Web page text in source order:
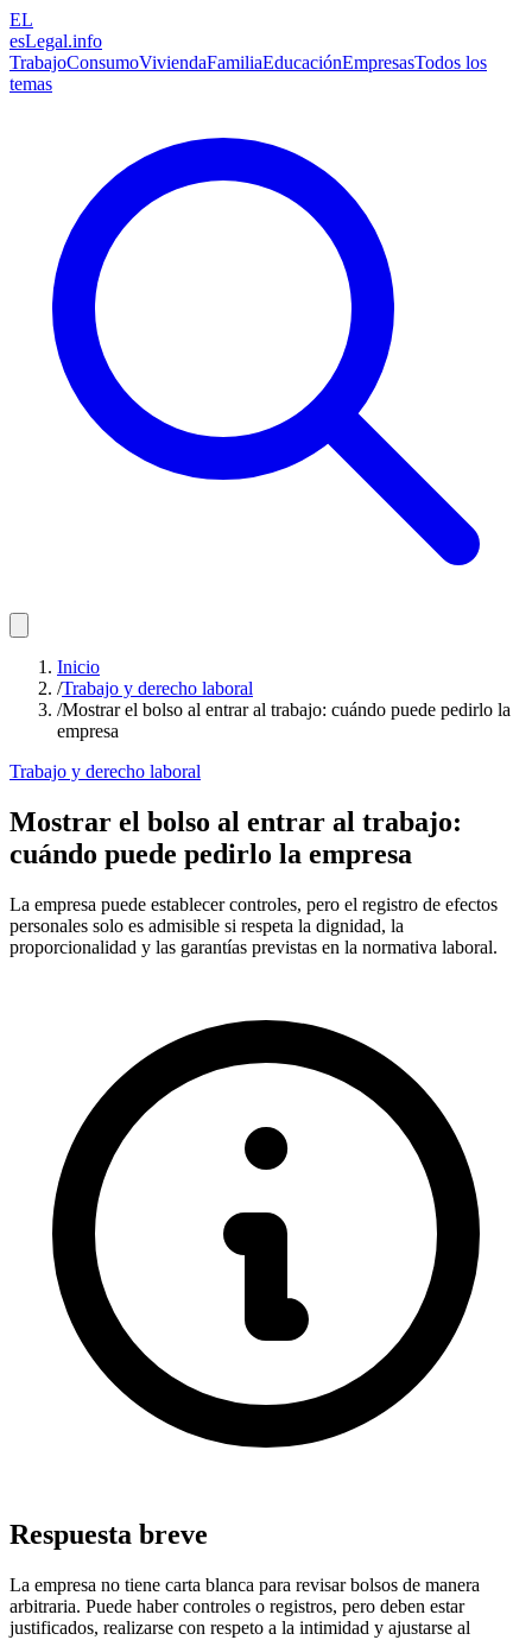
EL
esLegal.info
TrabajoConsumoViviendaFamiliaEducaciónEmpresasTodos los
temas
Inicio
/Trabajo y derecho laboral
/Mostrar el bolso al entrar al trabajo: cuándo puede pedirlo la
empresa
Trabajo y derecho laboral
Mostrar el bolso al entrar al trabajo:
cuándo puede pedirlo la empresa
La empresa puede establecer controles, pero el registro de efectos
personales solo es admisible si respeta la dignidad, la
proporcionalidad y las garantías previstas en la normativa laboral.
Respuesta breve
La empresa no tiene carta blanca para revisar bolsos de manera
arbitraria. Puede haber controles o registros, pero deben estar
justificados, realizarse con respeto a la intimidad y ajustarse al